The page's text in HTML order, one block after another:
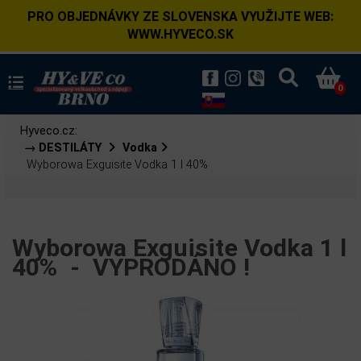
PRO OBJEDNÁVKY ZE SLOVENSKA VYUŽIJTE WEB:
WWW.HYVECO.SK
0
Hyveco.cz:
→ DESTILÁTY
Vodka
Wyborowa Exguisite Vodka 1 l 40%
Wyborowa Exguisite Vodka 1 l
40% - VYPRODÁNO !